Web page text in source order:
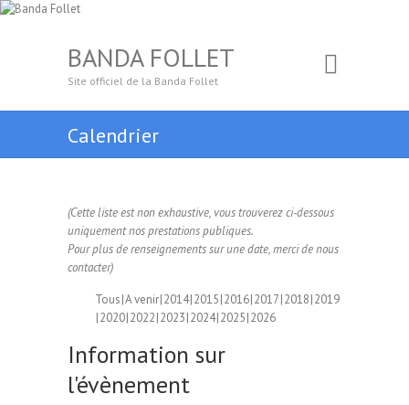
BANDA FOLLET
Site officiel de la Banda Follet
Calendrier
(Cette liste est non exhaustive, vous trouverez ci-dessous
uniquement nos prestations publiques.
Pour plus de renseignements sur une date, merci de nous
contacter)
Tous A venir 2014 2015 2016 2017 2018 2019
2020 2022 2023 2024 2025 2026
Information sur
l'évènement